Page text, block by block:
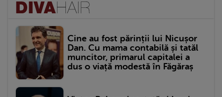
Cine au fost părinții lui Nicușor
Dan. Cu mama contabilă și tatăl
muncitor, primarul capitalei a
dus o viață modestă în Făgăraș